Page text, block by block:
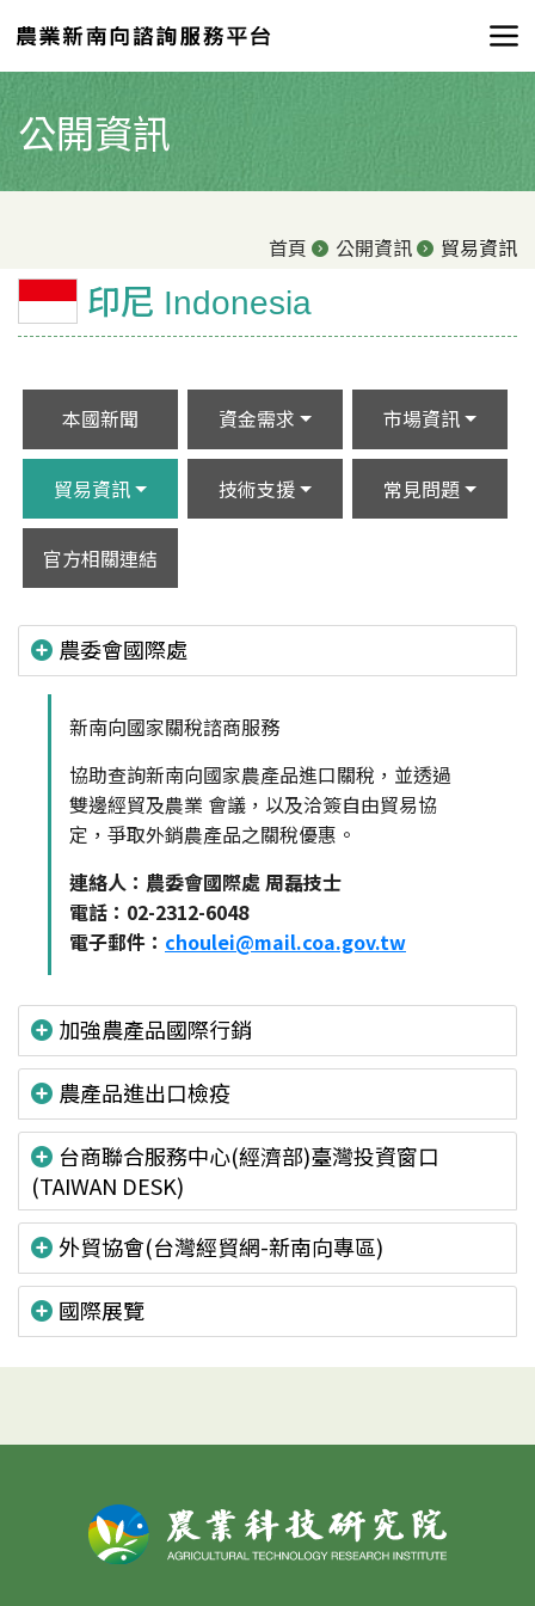
公開資訊
首頁 公開資訊 貿易資訊
印尼 Indonesia
本國新聞 資金需求 市場資訊
貿易資訊 技術支援 常見問題
官方相關連結
農委會國際處
新南向國家關稅諮商服務
協助查詢新南向國家農產品進口關稅，並透過
雙邊經貿及農業 會議，以及洽簽自由貿易協
定，爭取外銷農產品之關稅優惠。
連絡人：農委會國際處 周磊技士
電話：02-2312-6048
電子郵件： choulei@mail.coa.gov.tw
加強農產品國際行銷
農產品進出口檢疫
台商聯合服務中心(經濟部)臺灣投資窗口
(TAIWAN DESK)
外貿協會(台灣經貿網-新南向專區)
國際展覽